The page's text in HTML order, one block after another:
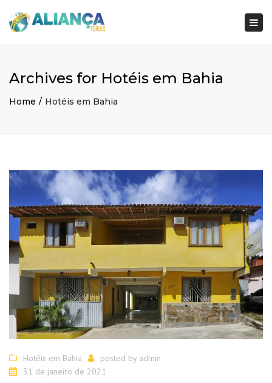
Archives for Hotéis em Bahia
Home Hotéis em Bahia
Hotéis em Bahia posted by admin
31 de janeiro de 2021